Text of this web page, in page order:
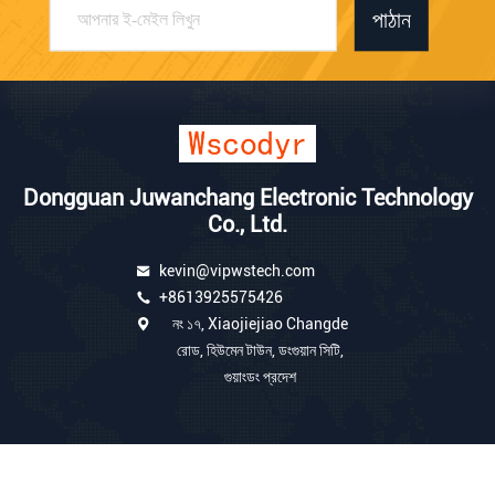
পাঠান
Dongguan Juwanchang Electronic Technology
Co., Ltd.
kevin@vipwstech.com
+8613925575426
নং ১৭, Xiaojiejiao Changde
রোড, হিউমেন টাউন, ডংগুয়ান সিটি,
গুয়াংডং প্রদেশ